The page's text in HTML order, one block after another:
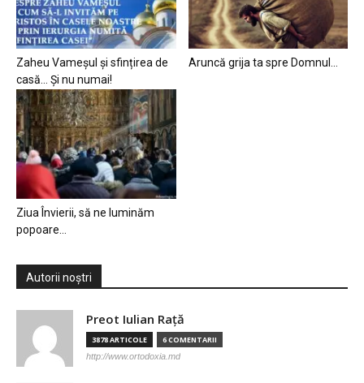
Zaheu Vameșul și sfințirea de
casă… Și nu numai!
Aruncă grija ta spre Domnul…
Ziua Învierii, să ne luminăm
popoare…
Autorii noștri
Preot Iulian Raţă
3878 ARTICOLE 6 COMENTARII
http://www.ortodoxia.md